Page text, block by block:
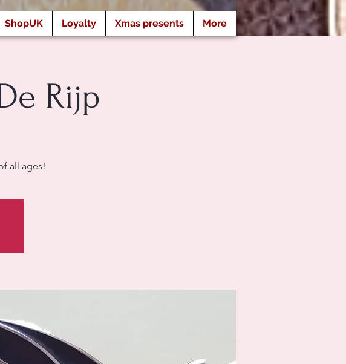
ShopUK Loyalty Xmas presents More
Rijp
all ages!